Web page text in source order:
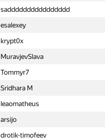
sadddddddddddddddd
esalexey
krypt0x
MuravjevSlava
Tommyr7
Sridhara M
leaomatheus
arsijo
drotik-timofeev
Қатысушы